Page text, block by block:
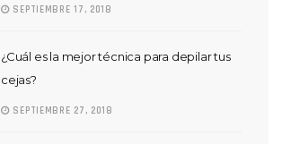
SEPTIEMBRE 17, 2018
¿Cuál es la mejor técnica para depilar tus
cejas?
SEPTIEMBRE 27, 2018